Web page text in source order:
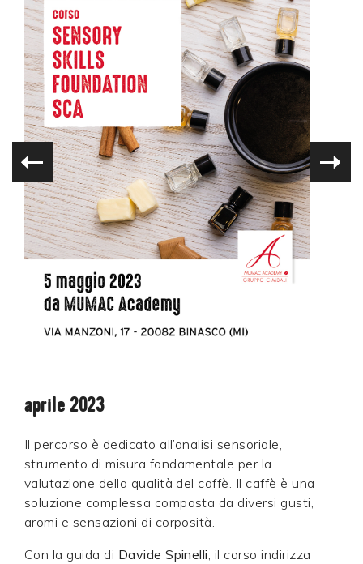
aprile 2023
Il percorso è dedicato all’analisi sensoriale,
strumento di misura fondamentale per la
valutazione della qualità del caffè. Il caffè è una
soluzione complessa composta da diversi gusti,
aromi e sensazioni di corposità.
Con la guida di Davide Spinelli , il corso indirizza